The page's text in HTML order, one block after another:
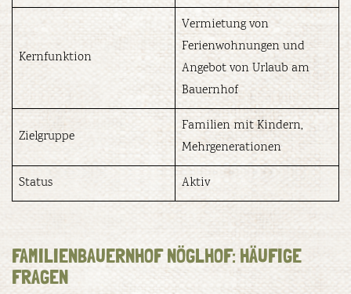
Kernfunktion
Vermietung von
Ferienwohnungen und
Angebot von Urlaub am
Bauernhof
Zielgruppe
Familien mit Kindern,
Mehrgenerationen
Status
Aktiv
FAMILIENBAUERNHOF NÖGLHOF: HÄUFIGE
FRAGEN